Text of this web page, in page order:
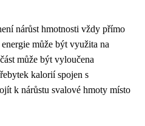
nárůst hmotnosti vždy přímo
může být využita na
může být vyloučena
kalorií spojen s
k nárůstu svalové hmoty místo